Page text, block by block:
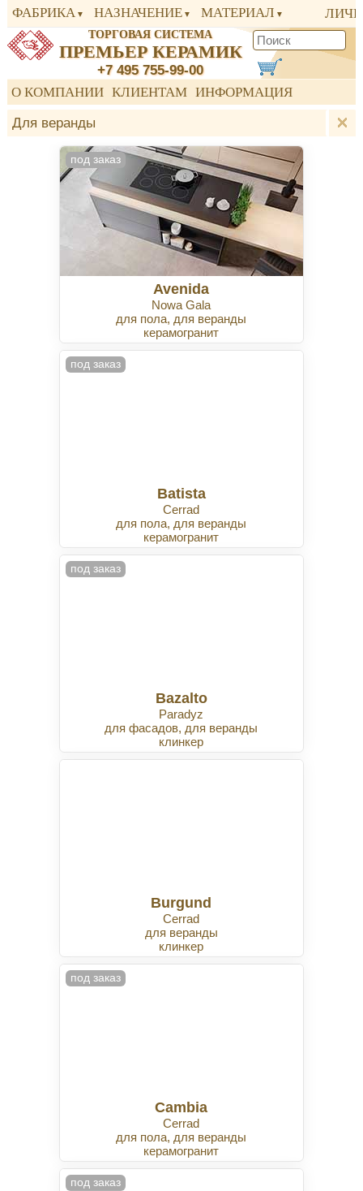
ФАБРИКА НАЗНАЧЕНИЕ МАТЕРИАЛ
ТОРГОВАЯ СИСТЕМА
ПРЕМЬЕР КЕРАМИК
+7 495 755-99-00
О КОМПАНИИ КЛИЕНТАМ ИНФОРМАЦИЯ
Для веранды
под заказ
Avenida
Nowa Gala
для пола, для веранды
керамогранит
под заказ
Batista
Cerrad
для пола, для веранды
керамогранит
под заказ
Bazalto
Paradyz
для фасадов, для веранды
клинкер
Burgund
Cerrad
для веранды
клинкер
под заказ
Cambia
Cerrad
для пола, для веранды
керамогранит
под заказ